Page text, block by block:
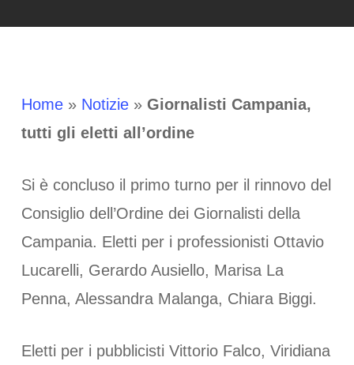
Home» Notizie» Giornalisti Campania,
tutti gli eletti all’ordine
Si è concluso il primo turno per il rinnovo del
Consiglio dell’Ordine dei Giornalisti della
Campania. Eletti per i professionisti Ottavio
Lucarelli, Gerardo Ausiello, Marisa La
Penna, Alessandra Malanga, Chiara Biggi.
Eletti per i pubblicisti Vittorio Falco, Viridiana